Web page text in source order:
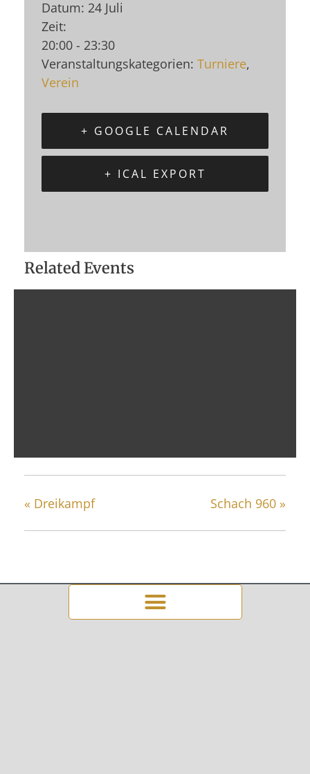
Datum: 24 Juli
Zeit:
20:00 - 23:30
Veranstaltungskategorien: Turniere,
Verein
+ GOOGLE CALENDAR
+ ICAL EXPORT
Related Events
« Dreikampf Schach 960 »